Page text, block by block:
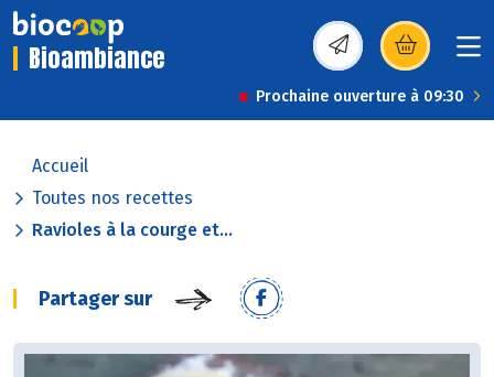
Bioambiance (s’ouvre dans une
Prochaine ouverture à 09:30
Accueil
Toutes nos recettes
Ravioles à la courge et...
Partager sur